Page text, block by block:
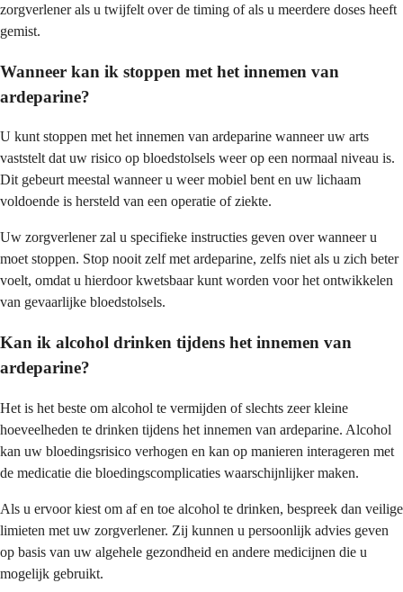
zorgverlener als u twijfelt over de timing of als u meerdere doses heeft
gemist.
Wanneer kan ik stoppen met het innemen van
ardeparine?
U kunt stoppen met het innemen van ardeparine wanneer uw arts
vaststelt dat uw risico op bloedstolsels weer op een normaal niveau is.
Dit gebeurt meestal wanneer u weer mobiel bent en uw lichaam
voldoende is hersteld van een operatie of ziekte.
Uw zorgverlener zal u specifieke instructies geven over wanneer u
moet stoppen. Stop nooit zelf met ardeparine, zelfs niet als u zich beter
voelt, omdat u hierdoor kwetsbaar kunt worden voor het ontwikkelen
van gevaarlijke bloedstolsels.
Kan ik alcohol drinken tijdens het innemen van
ardeparine?
Het is het beste om alcohol te vermijden of slechts zeer kleine
hoeveelheden te drinken tijdens het innemen van ardeparine. Alcohol
kan uw bloedingsrisico verhogen en kan op manieren interageren met
de medicatie die bloedingscomplicaties waarschijnlijker maken.
Als u ervoor kiest om af en toe alcohol te drinken, bespreek dan veilige
limieten met uw zorgverlener. Zij kunnen u persoonlijk advies geven
op basis van uw algehele gezondheid en andere medicijnen die u
mogelijk gebruikt.